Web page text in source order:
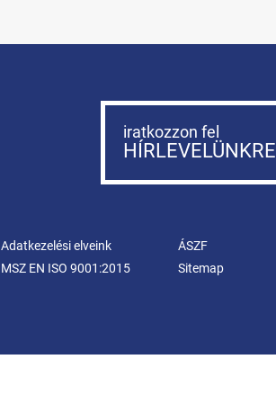
iratkozzon fel
HÍRLEVELÜNKRE
Adatkezelési elveink ÁSZF
MSZ EN ISO 9001:2015 Sitemap